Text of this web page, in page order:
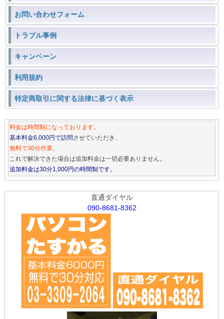
お問い合わせフォーム
トラブル事例
キャンペーン
利用規約
特定商取引に関する法律に基づく表示
料金は時間制になっております。
基本料金6,000円で訪問させていただき、
無料で30分作業。
これで解決できた場合は追加料金は一切必要ありません。
追加料金は30分1,000円の時間制です。
直通ダイヤル
090-8681-8362